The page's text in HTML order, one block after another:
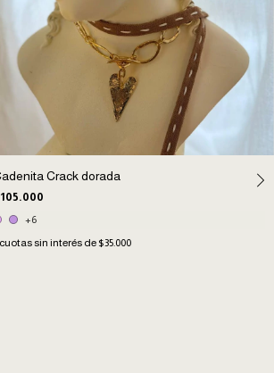
Crack dorada
+6
cuotas sin interés de $35.000